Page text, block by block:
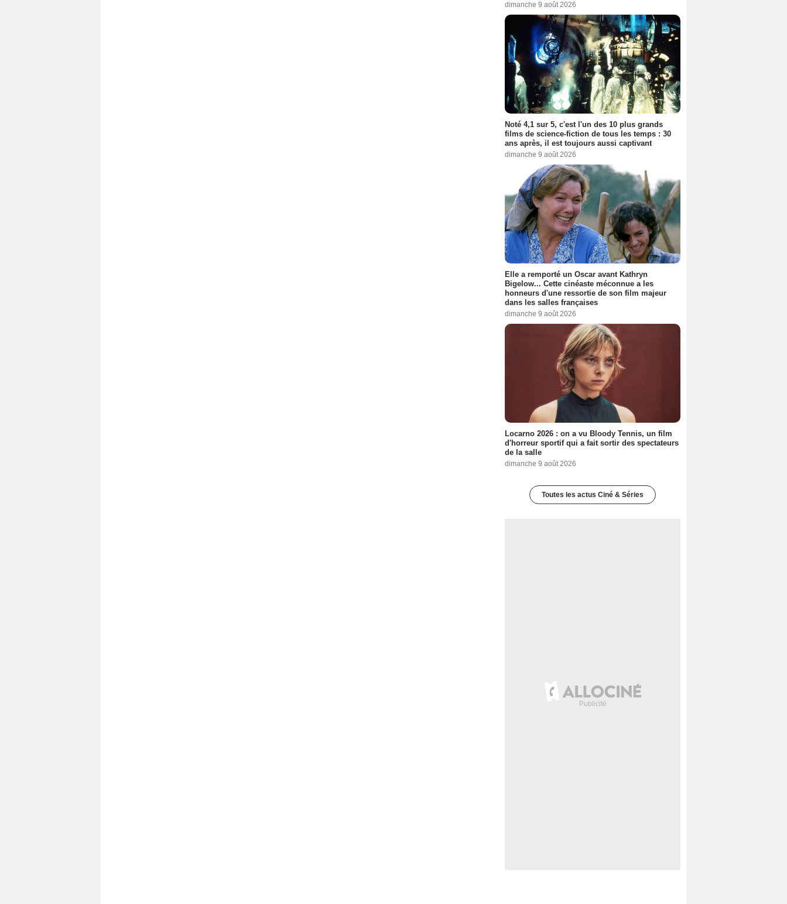
dimanche 9 août 2026
Noté 4,1 sur 5, c'est l'un des 10 plus grands
films de science-fiction de tous les temps : 30
ans après, il est toujours aussi captivant
dimanche 9 août 2026
Elle a remporté un Oscar avant Kathryn
Bigelow... Cette cinéaste méconnue a les
honneurs d'une ressortie de son film majeur
dans les salles françaises
dimanche 9 août 2026
Locarno 2026 : on a vu Bloody Tennis, un film
d'horreur sportif qui a fait sortir des spectateurs
de la salle
dimanche 9 août 2026
Toutes les actus Ciné & Séries